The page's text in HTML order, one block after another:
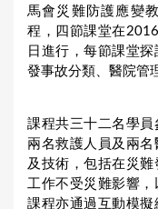
馬會災難防護應變
程，四節課堂在
日進行，每節課堂
發事故分類、醫院管
課程共三十二名學員
兩名救護人員及兩
及技術，包括在災
工作不受災難影響，
課程亦通過互動模